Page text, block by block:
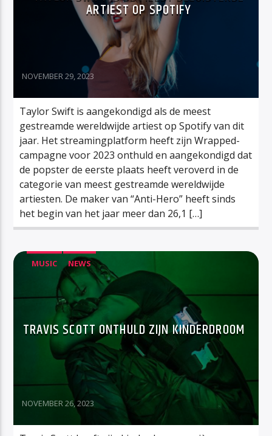
ARTIEST OP SPOTIFY
NOVEMBER 29, 2023
Taylor Swift is aangekondigd als de meest
gestreamde wereldwijde artiest op Spotify van dit
jaar. Het streamingplatform heeft zijn Wrapped-
campagne voor 2023 onthuld en aangekondigd dat
de popster de eerste plaats heeft veroverd in de
categorie van meest gestreamde wereldwijde
artiesten. De maker van “Anti-Hero” heeft sinds
het begin van het jaar meer dan 26,1 […]
MUSIC NEWS
TRAVIS SCOTT ONTHULD ZIJN KINDERDROOM
NOVEMBER 26, 2023